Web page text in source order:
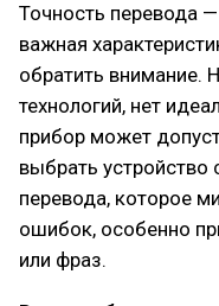
Точность перевода
важная
обратить внимание.
технологий, нет
прибор может
выбрать
перевода, которое
ошибок, особенно
или фраз.